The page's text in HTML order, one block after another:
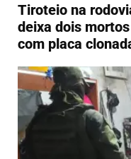
Tiroteio na
deixa dois
com placa